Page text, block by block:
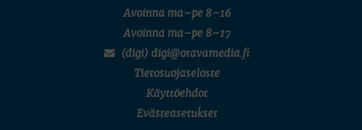
Avoinna ma–pe 8–16
Avoinna ma–pe 8–17
(digi) digi@otavamedia.fi
Tietosuojaseloste
Käyttöehdot
Evästeasetukset